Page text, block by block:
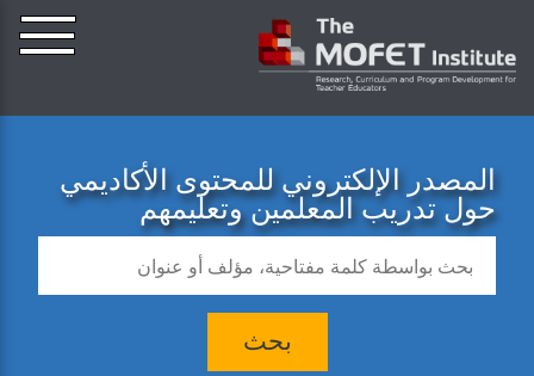
المصدر الإلكتروني للمحتوى الأكاديمي
حول تدريب المعلمين وتعليمهم
بحث